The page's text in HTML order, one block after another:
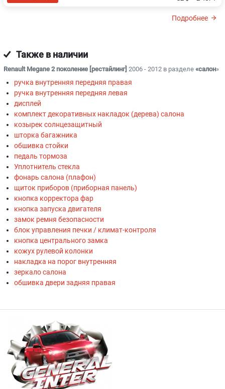
Подробнее
Также в наличии
Renault Megane 2 поколение [рестайлинг] 2006 - 2012 в разделе «салон»
ручка внутренняя передняя правая
ручка внутренняя передняя левая
дисплей
комплект декоративных накладок (дерева) салона
козырек солнцезащитный
шторка багажника
обшивка стойки
педаль тормоза
Уплотнитель стекла
фонарь салона (плафон)
щиток приборов (приборная панель)
кнопка корректора фар
кнопка запуска двигателя
замок ремня безопасности
блок управления печки / климат-контроля
кнопка центрального замка
кожух рулевой колонки
накладка на порог внутренняя
зеркало салона
обшивка двери задняя правая